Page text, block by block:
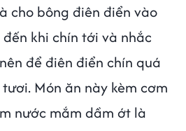
cho bông điên điển vào
khi chín tới và nhắc
để điên điển chín quá
Món ăn này kèm cơm
nước mắm dầm ớt là